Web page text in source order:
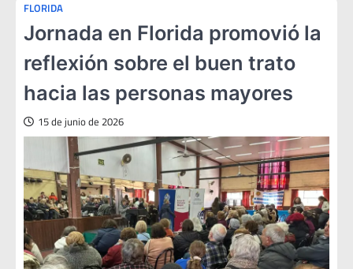
FLORIDA
Jornada en Florida promovió la
reflexión sobre el buen trato
hacia las personas mayores
15 de junio de 2026